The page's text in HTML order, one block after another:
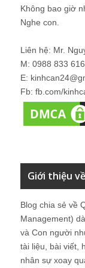
Không bao giờ
Nghe con.
Liên hệ: Mr.
M: 0988 833 616
E:
Fb: fb.com/
Giới thiệu
Blog chia sẻ về
Management)
và Con người
tài liệu, bài viết,
nhân sự xoay